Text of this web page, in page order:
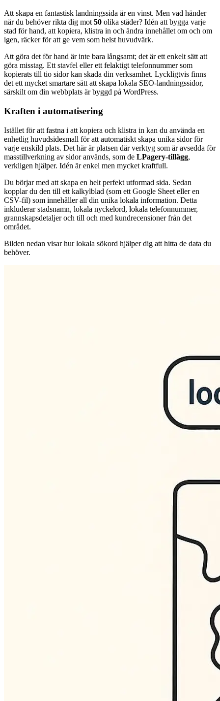
Att skapa en fantastisk landningssida är en vinst. Men vad händer
när du behöver rikta dig mot 50 olika städer? Idén att bygga varje
stad för hand, att kopiera, klistra in och ändra innehållet om och om
igen, räcker för att ge vem som helst huvudvärk.
Att göra det för hand är inte bara långsamt; det är ett enkelt sätt att
göra misstag. Ett stavfel eller ett felaktigt telefonnummer som
kopierats till tio sidor kan skada din verksamhet. Lyckligtvis finns
det ett mycket smartare sätt att skapa lokala SEO-landningssidor,
särskilt om din webbplats är byggd på WordPress.
Kraften i automatisering
Istället för att fastna i att kopiera och klistra in kan du använda en
enhetlig huvudsidesmall för att automatiskt skapa unika sidor för
varje enskild plats. Det här är platsen där verktyg som är avsedda för
masstillverkning av sidor används, som de LPagery-tillägg,
verkligen hjälper. Idén är enkel men mycket kraftfull.
Du börjar med att skapa en helt perfekt utformad sida. Sedan
kopplar du den till ett kalkylblad (som ett Google Sheet eller en
CSV-fil) som innehåller all din unika lokala information. Detta
inkluderar stadsnamn, lokala nyckelord, lokala telefonnummer,
grannskapsdetaljer och till och med kundrecensioner från det
området.
Bilden nedan visar hur lokala sökord hjälper dig att hitta de data du
behöver.